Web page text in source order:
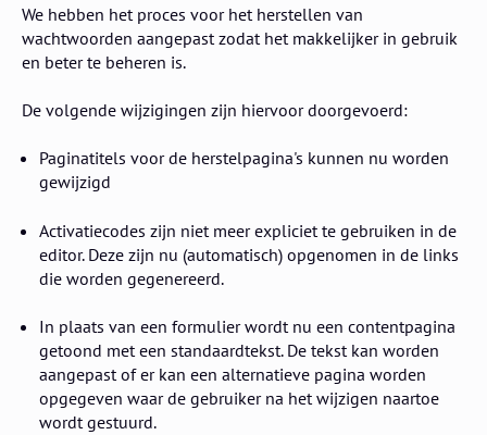
We hebben het proces voor het herstellen van
wachtwoorden aangepast zodat het makkelijker in gebruik
en beter te beheren is.
De volgende wijzigingen zijn hiervoor doorgevoerd:
Paginatitels voor de herstelpagina's kunnen nu worden
gewijzigd
Activatiecodes zijn niet meer expliciet te gebruiken in de
editor. Deze zijn nu (automatisch) opgenomen in de links
die worden gegenereerd.
In plaats van een formulier wordt nu een contentpagina
getoond met een standaardtekst. De tekst kan worden
aangepast of er kan een alternatieve pagina worden
opgegeven waar de gebruiker na het wijzigen naartoe
wordt gestuurd.